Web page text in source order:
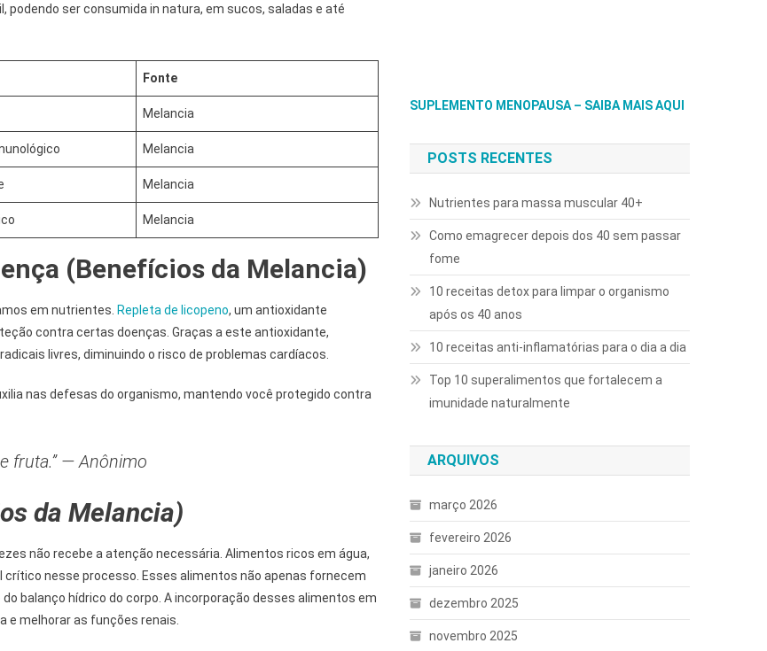
ser consumida in natura, em sucos, saladas e até
Fonte
Melancia
Melancia
Melancia
Melancia
(Benefícios da Melancia)
em nutrientes. Repleta de licopeno, um antioxidante
contra certas doenças. Graças a este antioxidante,
livres, diminuindo o risco de problemas cardíacos.
nas defesas do organismo, mantendo você protegido contra
fruta.” — Anônimo
da Melancia)
não recebe a atenção necessária. Alimentos ricos em água,
nesse processo. Esses alimentos não apenas fornecem
balanço hídrico do corpo. A incorporação desses alimentos em
e melhorar as funções renais.
SUPLEMENTO MENOPAUSA – SAIBA MAIS AQUI
POSTS RECENTES
Nutrientes para massa muscular 40+
Como emagrecer depois dos 40 sem passar
fome
10 receitas detox para limpar o organismo
após os 40 anos
10 receitas anti-inflamatórias para o dia a dia
Top 10 superalimentos que fortalecem a
imunidade naturalmente
ARQUIVOS
março 2026
fevereiro 2026
janeiro 2026
dezembro 2025
novembro 2025